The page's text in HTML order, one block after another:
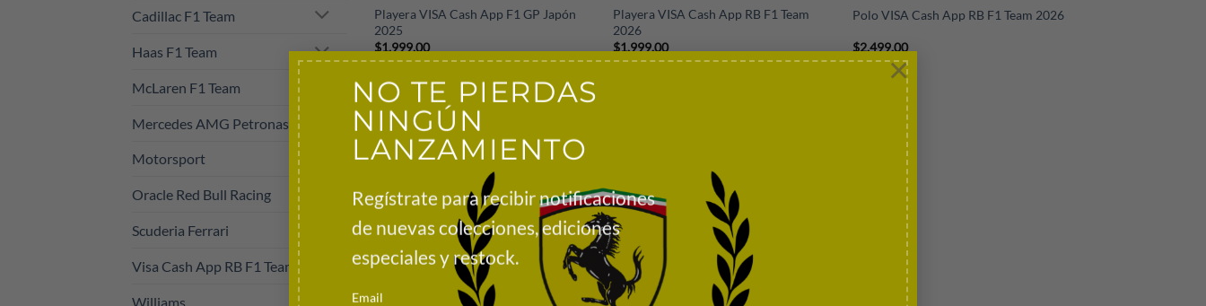
NO TE PIERDAS
NINGÚN
LANZAMIENTO
Regístrate para recibir notificaciones
de nuevas colecciones, ediciones
especiales y restock.
×
Cadillac F1 Team
Haas F1 Team
McLaren F1 Team
Mercedes AMG Petronas
Motorsport
Oracle Red Bull Racing
Scuderia Ferrari
Visa Cash App RB F1 Team
Williams
Playera VISA Cash App F1 GP Japón
2025
$1,999.00
Playera VISA Cash App RB F1 Team
2026
$1,999.00
Polo VISA Cash App RB F1 Team 2026
$2,499.00